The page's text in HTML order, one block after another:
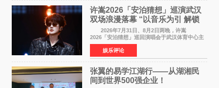
许嵩2026「安泊猜想」巡演武汉
双场浪漫落幕 “以音乐为引 解锁
江城记忆”
2026年7月31日、8月2日两晚，许嵩
2026「安泊猜想」巡回演唱会于武汉体育中心主
体育场盛大开唱。许嵩与数万歌迷在此相聚，从
浪漫惬意的舞台设计到充满诚意与惊喜的现场互
动，共同开启了一场关于
娱乐评论
张翼的易学江湖行——从湖湘民
间到世界500强企业！